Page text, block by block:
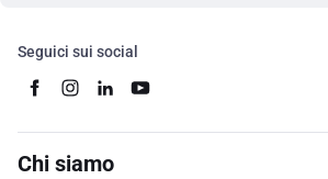
Seguici sui social
Chi siamo